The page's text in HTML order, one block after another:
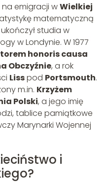
na emigracji wWielkiej
matematyczną
studia w
w Londynie. W 1977
honoris causa
Obczyźnie, a rok
Lisspod Portsmouth.
m.in. Krzyżem
Polski, a jego imię
tablice pamiątkowe
Marynarki Wojennej
i